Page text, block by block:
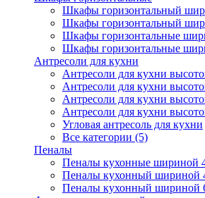
Шкафы горизонтальный
Шкафы горизонтальный
Шкафы горизонтальные
Шкафы горизонтальные
Антресоли для кухни
Антресоли для кухни
Антресоли для кухни
Антресоли для кухни
Антресоли для кухни
Угловая антресоль для кухни
Все категории (5)
Пеналы
Пеналы кухонные шириной
Пеналы кухонный шириной
Пеналы кухонный шириной